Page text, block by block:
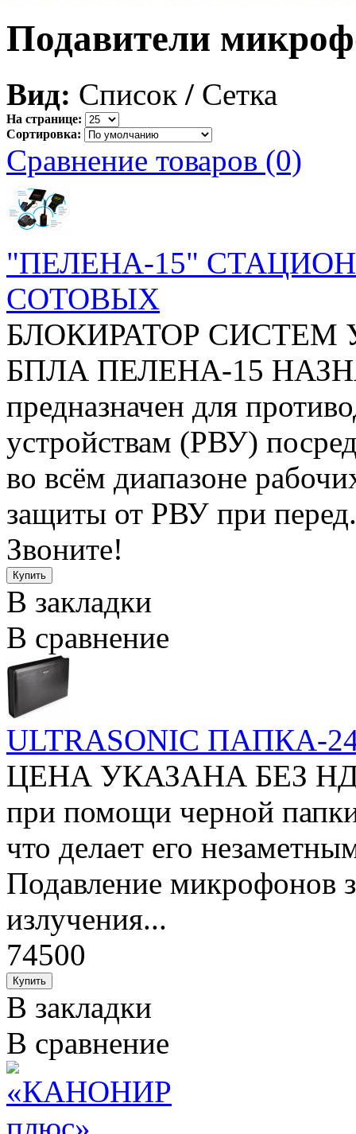
Подавители
Вид: Список / Сетка
На странице:
Сортировка:
Сравнение товаров (0)
"ПЕЛЕНА-15"
СОТОВЫХ
БЛОКИРАТОР СИСТЕМ
БПЛА ПЕЛЕНА-15
предназначен для
устройствам (РВУ)
во всём диапазоне
защиты от РВУ при
Звоните!
В закладки
В сравнение
ULTRASONIC ПАПКА-
ЦЕНА УКАЗАНА БЕЗ НДС
при помощи черной
что делает его
Подавление микрофонов
излучения...
74500
В закладки
В сравнение